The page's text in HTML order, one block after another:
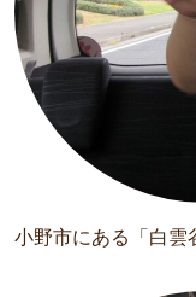
小野市にある「白